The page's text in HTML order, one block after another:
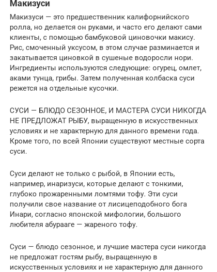
Макизуси
Макизуси — это предшественник калифорнийского
ролла, но делается он руками, и часто его делают сами
клиенты, с помощью бамбуковой циновочки макису.
Рис, смоченный уксусом, в этом случае разминается и
закатывается циновкой в сушеные водоросли нори.
Ингредиенты используются следующие: огурец, омлет,
аками тунца, грибы. Затем полученная колбаска суси
режется на отдельные кусочки.
СУСИ — БЛЮДО СЕЗОННОЕ, И МАСТЕРА СУСИ НИКОГДА
НЕ ПРЕДЛОЖАТ РЫБУ, выращенную в искусственных
условиях и не характерную для данного времени года.
Кроме того, по всей Японии существуют местные сорта
суси.
Суси делают не только с рыбой, в Японии есть,
например, инаризуси, которые делают с тонкими,
глубоко прожаренными ломтями тофу. Эти суси
получили свое название от лисицеподобного бога
Инари, согласно японской мифологии, большого
любителя абурааге — жареного тофу.
Суси — блюдо сезонное, и лучшие мастера суси никогда
не предложат гостям рыбу, выращенную в
искусственных условиях и не характерную для данного